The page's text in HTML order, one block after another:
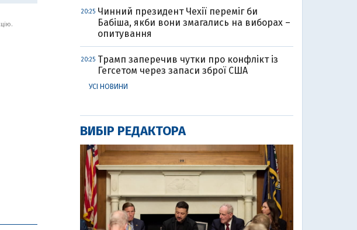
20:25 Чинний президент Чехії переміг би
Бабіша, якби вони змагались на виборах –
опитування
20:25 Трамп заперечив чутки про конфлікт із
Гегсетом через запаси зброї США
УСІ НОВИНИ
ВИБІР РЕДАКТОРА